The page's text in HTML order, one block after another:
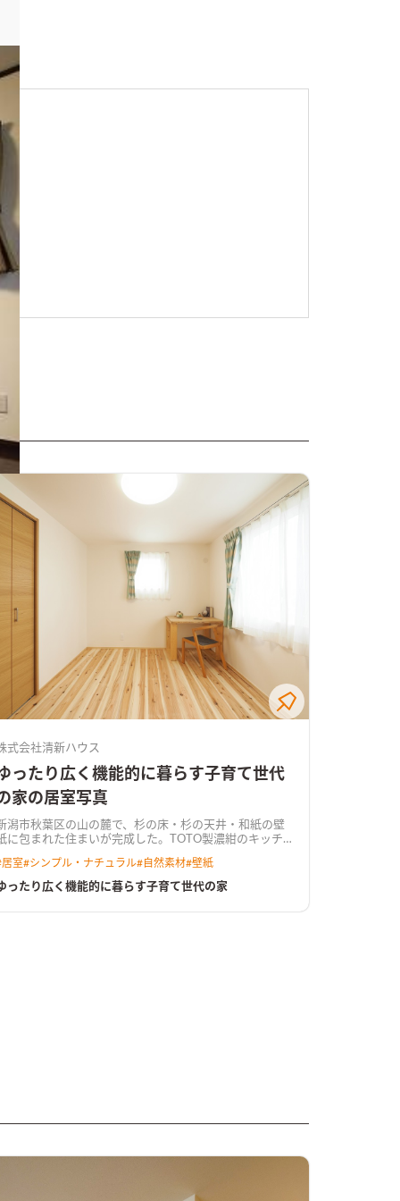
式会社清新ハウス
ったり広く機能的に暮らす子育て世代
家の居室写真
潟市秋葉区の山の麓で、杉の床・杉の天井・和紙の壁
に包まれた住まいが完成した。TOTO製濃紺のキッチ
間付きの6帖和室。建具を開け放てばLDKと一体で24
になり解放感に溢れる空間。WAKURASでもUA値0.51
居室#シンプル・ナチュラル#自然素材#壁紙
ったり広く機能的に暮らす子育て世代の家